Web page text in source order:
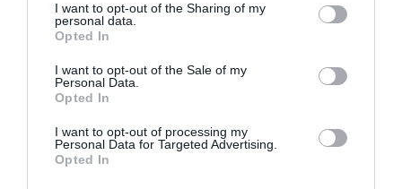
not limited to your visit or usage behaviour. You may click to
grant or deny consent to Google and its third-party tags to
use your data for below specified purposes in below Google
consent section.
I want to opt-out of the Sharing of my
personal data.
Opted In
I want to opt-out of the Sale of my
Personal Data.
Opted In
I want to opt-out of processing my
Personal Data for Targeted Advertising.
Opted In
Második világháborús MG-42 géppuskát emeltek ki a
Dunából - a rendőrség lefoglalta
A Miniszterelnökség felmondta a Lounge Eventtel kötött
keretszerződését
Megérkezett az eső a Duna vízgyűjtőjére
Újabb két gyanúsítottat fogtak el a 600 milliós
ingatlanmaffia ügyében